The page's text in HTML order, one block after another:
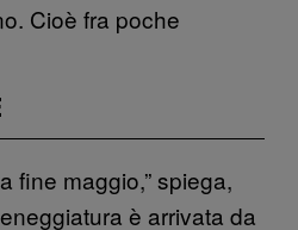
Cioè fra poche
fine maggio,” spiega,
è arrivata da